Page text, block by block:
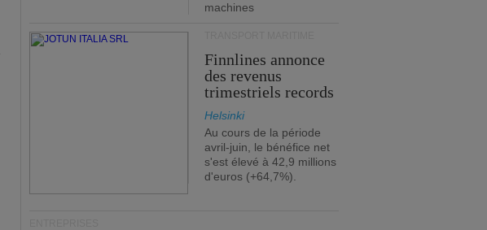
machines
Finnlines annonce
des revenus
trimestriels records
Helsinki
Au cours de la période
avril-juin, le bénéfice net
s'est élevé à 42,9 millions
d'euros (+64,7%).